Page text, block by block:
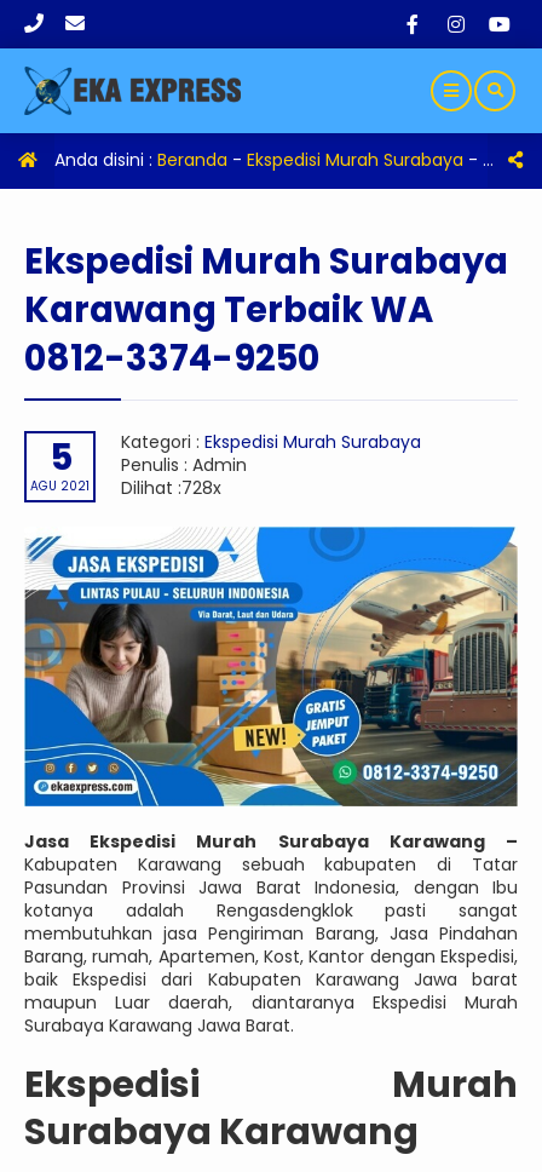
Anda disini : Beranda - Ekspedisi Murah Surabaya -
Ekspedisi Murah Surabaya
Karawang Terbaik WA
0812-3374-9250
5
AGU 2021
Kategori : Ekspedisi Murah Surabaya
Penulis : Admin
Dilihat :728x
Jasa Ekspedisi Murah Surabaya Karawang –
Kabupaten Karawang sebuah kabupaten di Tatar
Pasundan Provinsi Jawa Barat Indonesia, dengan Ibu
kotanya adalah Rengasdengklok pasti sangat
membutuhkan jasa Pengiriman Barang, Jasa Pindahan
Barang, rumah, Apartemen, Kost, Kantor dengan Ekspedisi,
baik Ekspedisi dari Kabupaten Karawang Jawa barat
maupun Luar daerah, diantaranya Ekspedisi Murah
Surabaya Karawang Jawa Barat.
Ekspedisi Murah
Surabaya Karawang